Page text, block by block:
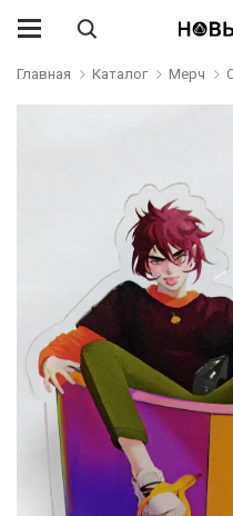
Главная Каталог Мерч